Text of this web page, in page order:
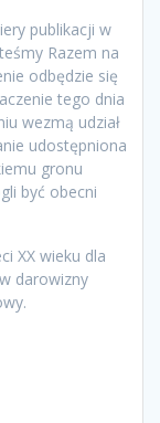
publikacji w
Razem na
odbędzie się
tego dnia
wezmą udział
udostępniona
gronu
być obecni
XX wieku dla
darowizny